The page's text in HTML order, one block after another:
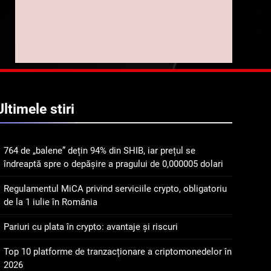
trasabilitatea cafelei
îndreaptă spre o depășire
dolari
2
Regulamentul MiCA
privind serviciile crypto,
obligatoriu de la 1 iulie în
Pariuri cu plata în crypto:
avantaje și riscuri
stiri
764 de „balene” dețin 94% din SHIB, iar prețul se
îndreaptă spre o depășire a pragului de 0,000005 dolari
Regulamentul MiCA privind serviciile crypto, obligatoriu
de la 1 iulie în România
Pariuri cu plata în crypto: avantaje și riscuri
Top 10 platforme de tranzacționare a criptomonedelor în
2026